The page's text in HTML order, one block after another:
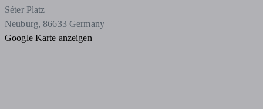
Séter Platz
Neuburg, 86633 Germany
Google Karte anzeigen